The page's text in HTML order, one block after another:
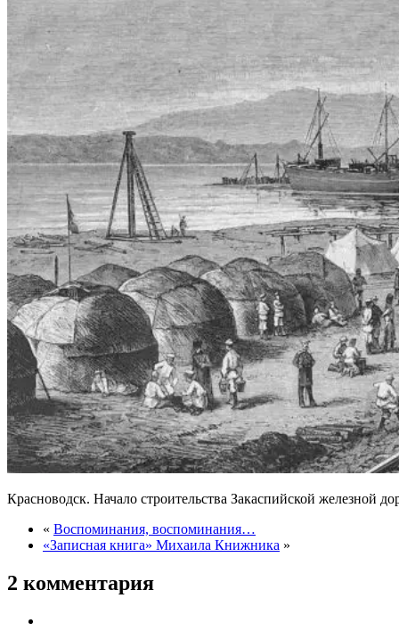
Красноводск. Начало строительства Закаспийской железной
« Воспоминания, воспоминания…
«Записная книга» Михаила Книжника »
2 комментария